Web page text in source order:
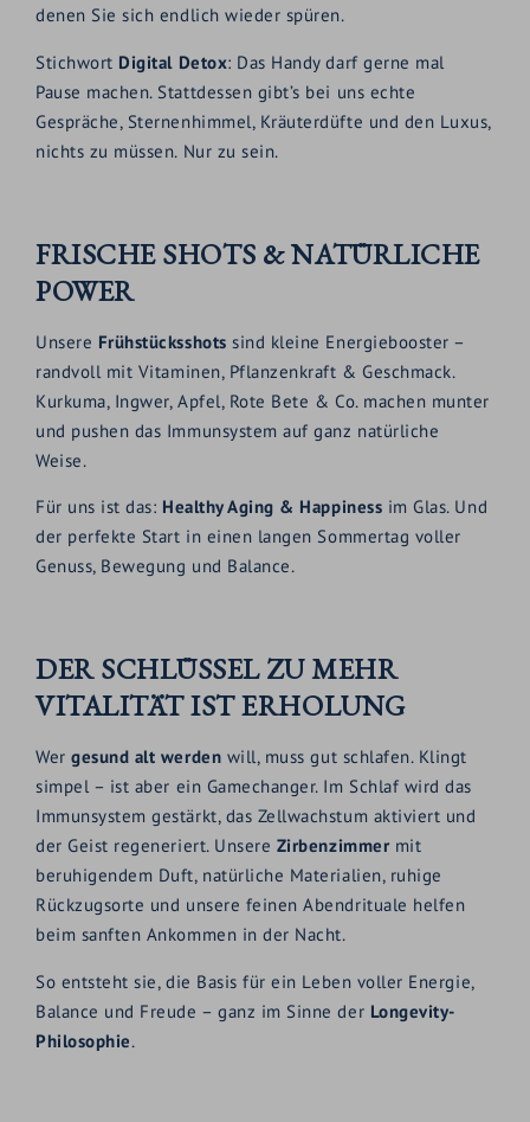
denen Sie sich endlich wieder spüren.
Stichwort Digital Detox: Das Handy darf gerne mal
Pause machen. Stattdessen gibt’s bei uns echte
Gespräche, Sternenhimmel, Kräuterdüfte und den Luxus,
nichts zu müssen. Nur zu sein.
FRISCHE SHOTS & NATÜRLICHE
POWER
Unsere Frühstücksshots sind kleine Energiebooster –
randvoll mit Vitaminen, Pflanzenkraft & Geschmack.
Kurkuma, Ingwer, Apfel, Rote Bete & Co. machen munter
und pushen das Immunsystem auf ganz natürliche
Weise.
Für uns ist das: Healthy Aging & Happiness im Glas. Und
der perfekte Start in einen langen Sommertag voller
Genuss, Bewegung und Balance.
DER SCHLÜSSEL ZU MEHR
VITALITÄT IST ERHOLUNG
Wergesund alt werden will, muss gut schlafen. Klingt
simpel – ist aber ein Gamechanger. Im Schlaf wird das
Immunsystem gestärkt, das Zellwachstum aktiviert und
der Geist regeneriert. Unsere Zirbenzimmer mit
beruhigendem Duft, natürliche Materialien, ruhige
Rückzugsorte und unsere feinen Abendrituale helfen
beim sanften Ankommen in der Nacht.
So entsteht sie, die Basis für ein Leben voller Energie,
Balance und Freude – ganz im Sinne der Longevity-
Philosophie.